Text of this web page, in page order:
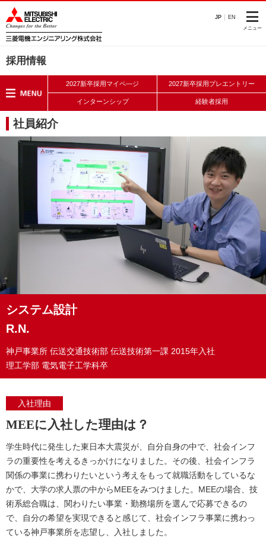
JP EN
メニュー
採用情報
2027新卒採用マイペ―ジ 2027新卒採用プレエントリー
インターンシップ 経験者採用
社員紹介
システム設計
R.N.
神戸事業所 伝送交通技術部 伝送技術第一課 2015年入社
理工学部 電気電子工学科卒
入社理由
MEEに入社した理由は？
学生時代に発生した東日本大震災が、自分自身の中で、社会インフ
ラの重要性を考えるきっかけになりました。その後、社会インフラ
関係の事業に携わりたいという考えをもって就職活動をしているな
かで、大学の求人票の中からMEEをみつけました。MEEの場合、技
術系総合職は、関わりたい事業・勤務場所を選んで応募できるの
で、自分の希望を実現できると感じて、社会インフラ事業に携わっ
ている神戸事業所を志望し、入社しました。